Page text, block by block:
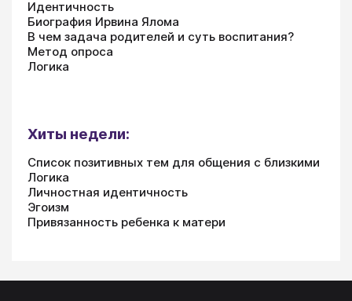
Идентичность
Биография Ирвина Ялома
В чем задача родителей и суть воспитания?
Метод опроса
Логика
Хиты недели:
Список позитивных тем для общения с близкими
Логика
Личностная идентичность
Эгоизм
Привязанность ребенка к матери